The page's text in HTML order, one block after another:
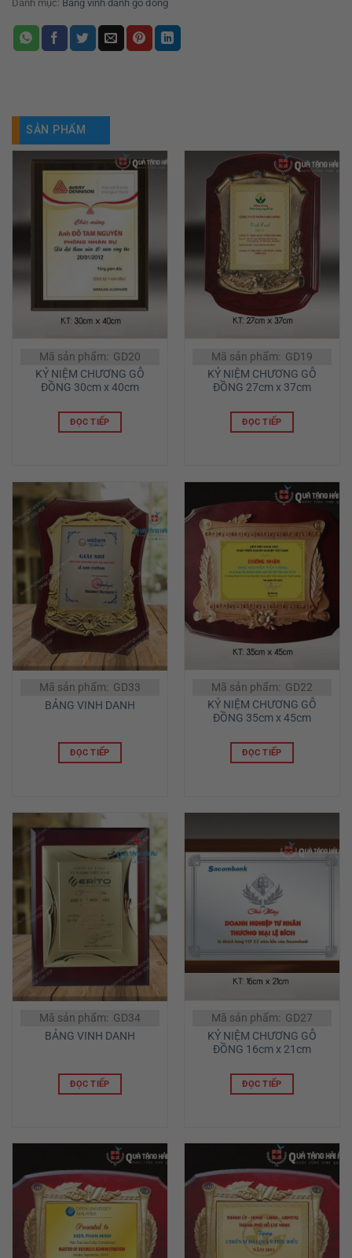
Danh mục: Bảng vinh danh gỗ đồng
SẢN PHẨM
TƯƠNG TỰ
Mã sản phẩm: GD20
KỶ NIỆM CHƯƠNG GỖ
ĐỒNG 30cm x 40cm
ĐỌC TIẾP
Mã sản phẩm: GD19
KỶ NIỆM CHƯƠNG GỖ
ĐỒNG 27cm x 37cm
ĐỌC TIẾP
Mã sản phẩm: GD33
BẢNG VINH DANH
ĐỌC TIẾP
Mã sản phẩm: GD22
KỶ NIỆM CHƯƠNG GỖ
ĐỒNG 35cm x 45cm
ĐỌC TIẾP
Mã sản phẩm: GD34
BẢNG VINH DANH
ĐỌC TIẾP
Mã sản phẩm: GD27
KỶ NIỆM CHƯƠNG GỖ
ĐỒNG 16cm x 21cm
ĐỌC TIẾP